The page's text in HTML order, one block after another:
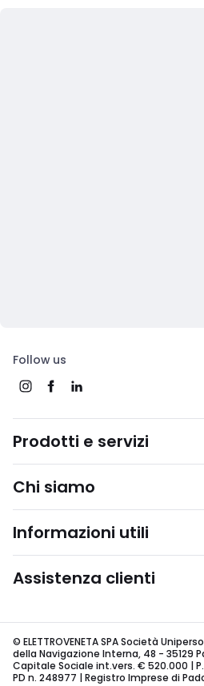
Follow us
Prodotti e servizi
Chi siamo
Informazioni utili
Assistenza clienti
© ELETTROVENETA SPA Società
della Navigazione Interna, 48 - 35129
Capitale Sociale int.vers. € 520.000 | P.
PD n. 248977 | Registro Imprese di